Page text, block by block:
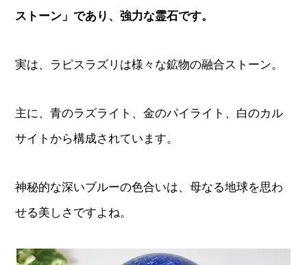
ストーン」であり、強力な霊石です。
実は、ラピスラズリは様々な鉱物の融合ストーン。
主に、青のラズライト、金のパイライト、白のカル
サイトから構成されています。
神秘的な深いブルーの色合いは、母なる地球を思わ
せる美しさですよね。